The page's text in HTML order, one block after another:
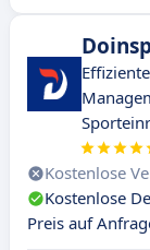
Effiziente
Kostenlose
Kostenlose
Preis auf